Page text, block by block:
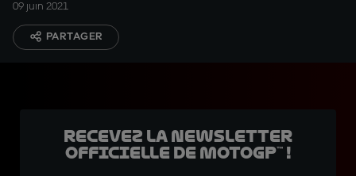
09 juin 2021
PARTAGER
Recevez la Newsletter
officielle de MotoGP™ !